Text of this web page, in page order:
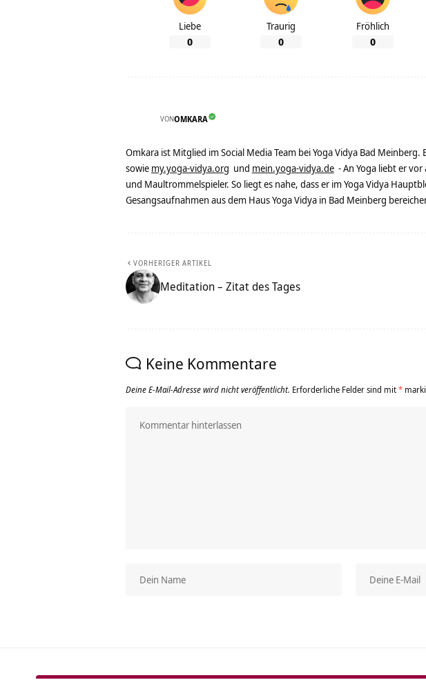
Liebe
0
Traurig
0
Fröhlich
0
VONOMKARA
Omkara ist Mitglied im Social Media Team bei Yoga Vidya Bad
sowie my.yoga-vidya.org und mein.yoga-vidya.de - An Yoga liebt er
und Maultrommelspieler. So liegt es nahe, dass er im Yoga Vidya
Gesangsaufnahmen aus dem Haus Yoga Vidya in Bad Meinberg
VORHERIGER ARTIKEL
Meditation – Zitat des Tages
Keine Kommentare
Deine E-Mail-Adresse wird nicht veröffentlicht. Erforderliche Felder sind mit*